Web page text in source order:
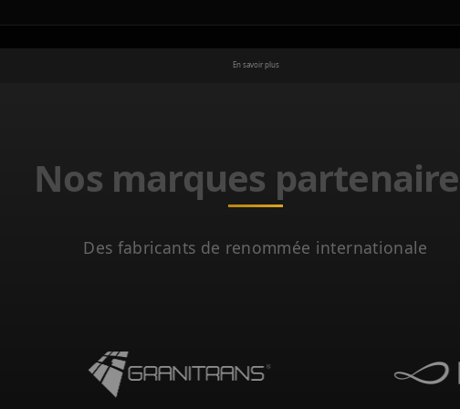
En savoir plus
Nos marques
Des fabricants de renommée internationale